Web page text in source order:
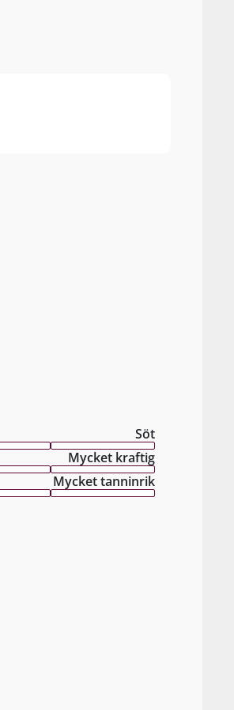
Söt
Mycket kraftig
Mycket tanninrik